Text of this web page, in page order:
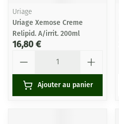
Uriage
Uriage Xemose Creme
Relipid. A/irrit. 200ml
16,80 €
Ajouter au panier